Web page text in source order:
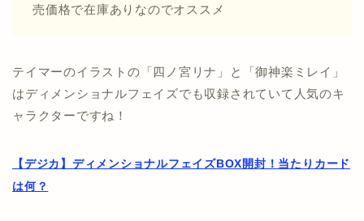
売価格で在庫ありなのでオススメ
テイマーのイラストの「四ノ宮リナ」と「御神楽ミレイ」
はディメンショナルフェイズでも収録されていて人気のキ
ャラクターですね！
【デジカ】ディメンショナルフェイズBOX開封！当たりカード
は何？